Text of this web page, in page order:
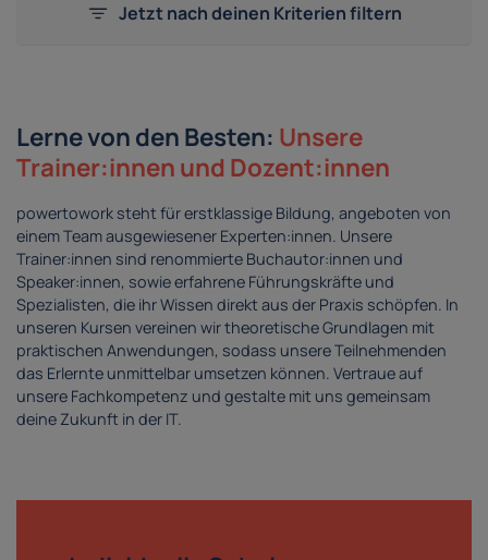
Jetzt nach deinen Kriterien filtern
Lerne von den Besten: Unsere
Trainer:innen und Dozent:innen
powertowork steht für erstklassige Bildung, angeboten von
einem Team ausgewiesener Experten:innen. Unsere
Trainer:innen sind renommierte Buchautor:innen und
Speaker:innen, sowie erfahrene Führungskräfte und
Spezialisten, die ihr Wissen direkt aus der Praxis schöpfen. In
unseren Kursen vereinen wir theoretische Grundlagen mit
praktischen Anwendungen, sodass unsere Teilnehmenden
das Erlernte unmittelbar umsetzen können. Vertraue auf
unsere Fachkompetenz und gestalte mit uns gemeinsam
deine Zukunft in der IT.